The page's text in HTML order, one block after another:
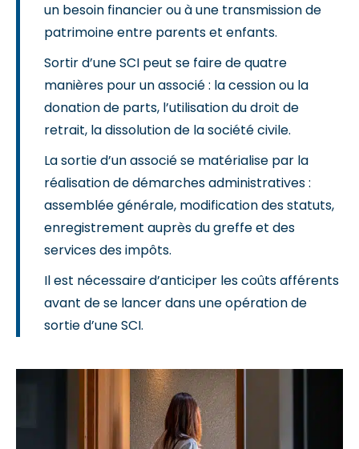
un besoin financier ou à une transmission de
patrimoine entre parents et enfants.
Sortir d’une SCI peut se faire de quatre
manières pour un associé : la cession ou la
donation de parts, l’utilisation du droit de
retrait, la dissolution de la société civile.
La sortie d’un associé se matérialise par la
réalisation de démarches administratives :
assemblée générale, modification des statuts,
enregistrement auprès du greffe et des
services des impôts.
Il est nécessaire d’anticiper les coûts afférents
avant de se lancer dans une opération de
sortie d’une SCI.